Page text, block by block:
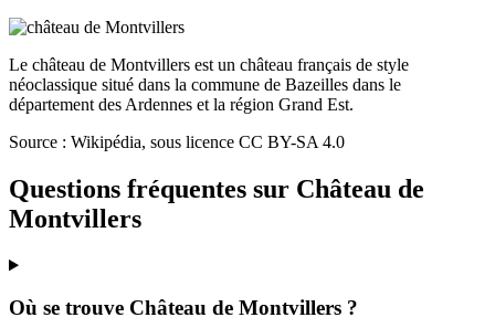
Le château de Montvillers est un château français de style
néoclassique situé dans la commune de Bazeilles dans le
département des Ardennes et la région Grand Est.
Source : Wikipédia, sous licence CC BY-SA 4.0
Questions fréquentes sur Château de
Montvillers
Où se trouve Château de Montvillers ?